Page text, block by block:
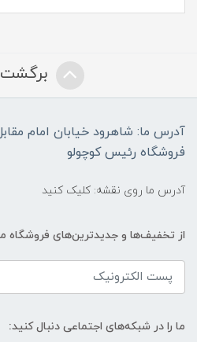
برگشت
آدرس ما: شاهرود خیابان امام
فروشگاه رئیس کوچولو
آدرس ما روی نقشه: کلیک کنید
از تخفیف‌ها و جدیدترین‌های فروشگاه
ما را در شبکه‌های اجتماعی دنبال کنید: